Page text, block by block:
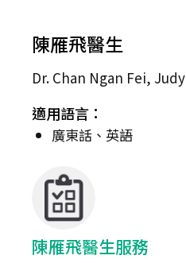
陳雁飛醫生
Dr. Chan Ngan Fei, Judy
適用語言：
廣東話、英語
陳雁飛醫生服務